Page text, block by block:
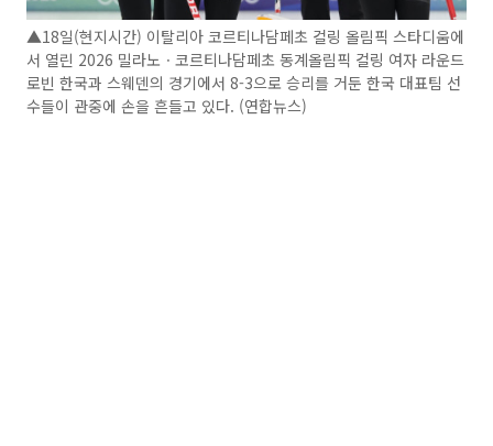
▲18일(현지시간) 이탈리아 코르티나담페초 컬링 올림픽 스타디움에
서 열린 2026 밀라노ㆍ코르티나담페초 동계올림픽 컬링 여자 라운드
로빈 한국과 스웨덴의 경기에서 8-3으로 승리를 거둔 한국 대표팀 선
수들이 관중에 손을 흔들고 있다. (연합뉴스)